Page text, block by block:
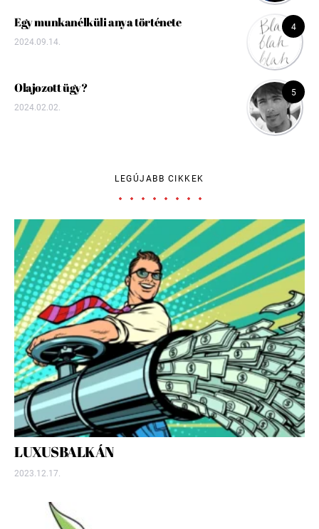
4
Egy munkanélküli anya története
2024.09.14.
5
Olajozott ügy?
2024.02.02.
LEGÚJABB CIKKEK
LUXUSBALKÁN
2023.12.17.